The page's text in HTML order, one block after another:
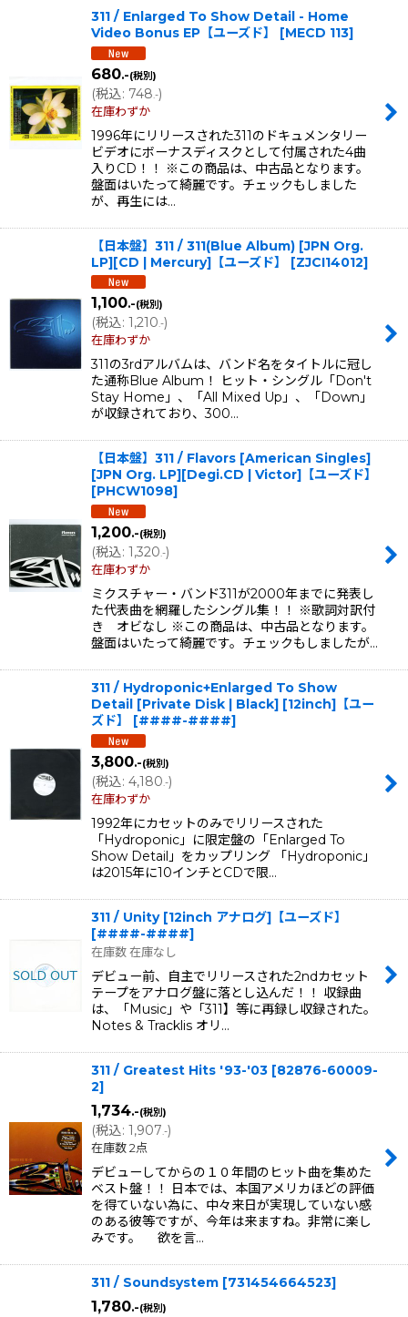
311 / Enlarged To Show Detail - Home
Video Bonus EP【ユーズド】
[MECD 113]
680.-(税別)
(税込: 748.-)
在庫わずか
1996年にリリースされた311のドキュメンタリー
ビデオにボーナスディスクとして付属された4曲
入りCD！！ ※この商品は、中古品となります。
盤面はいたって綺麗です。チェックもしました
が、再生には…
【日本盤】311 / 311(Blue Album) [JPN Org.
LP][CD | Mercury]【ユーズド】
[ZJCI14012]
1,100.-(税別)
(税込: 1,210.-)
在庫わずか
311の3rdアルバムは、バンド名をタイトルに冠し
た通称Blue Album！ ヒット・シングル「Don't
Stay Home」、「All Mixed Up」、「Down」
が収録されており、300…
【日本盤】311 / Flavors [American Singles]
[JPN Org. LP][Degi.CD | Victor]【ユーズド】
[PHCW1098]
1,200.-(税別)
(税込: 1,320.-)
在庫わずか
ミクスチャー・バンド311が2000年までに発表し
た代表曲を網羅したシングル集！！ ※歌詞対訳付
き オビなし ※この商品は、中古品となります。
盤面はいたって綺麗です。チェックもしましたが…
311 / Hydroponic+Enlarged To Show
Detail [Private Disk | Black] [12inch]【ユー
ズド】
[####-####]
3,800.-(税別)
(税込: 4,180.-)
在庫わずか
1992年にカセットのみでリリースされた
「Hydroponic」に限定盤の「Enlarged To
Show Detail」をカップリング 「Hydroponic」
は2015年に10インチとCDで限…
311 / Unity [12inch アナログ]【ユーズド】
[####-####]
在庫数 在庫なし
デビュー前、自主でリリースされた2ndカセット
テープをアナログ盤に落とし込んだ！！ 収録曲
は、「Music」や「311】等に再録し収録された。
Notes & Tracklis オリ…
311 / Greatest Hits '93-'03 [82876-60009-
2]
1,734.-(税別)
(税込: 1,907.-)
在庫数 2点
デビューしてからの１０年間のヒット曲を集めた
ベスト盤！！ 日本では、本国アメリカほどの評価
を得ていない為に、中々来日が実現していない感
のある彼等ですが、今年は来ますね。非常に楽し
みです。 欲を言…
311 / Soundsystem [731454664523]
1,780.-(税別)